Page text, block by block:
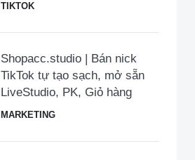
TIKTOK
Shopacc.studio | Bán nick
TikTok tự tạo sạch, mở sẵn
LiveStudio, PK, Giỏ hàng
MARKETING